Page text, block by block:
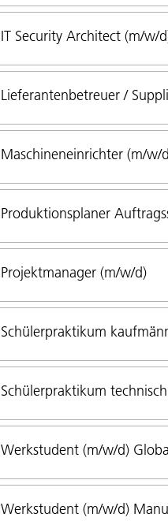
IT Security Architect (m/w/
Lieferantenbetreuer /
Maschineneinrichter (m/w/
Produktionsplaner
Projektmanager (m/w/d)
Schülerpraktikum
Schülerpraktikum
Werkstudent (m/w/d)
Werkstudent (m/w/d)